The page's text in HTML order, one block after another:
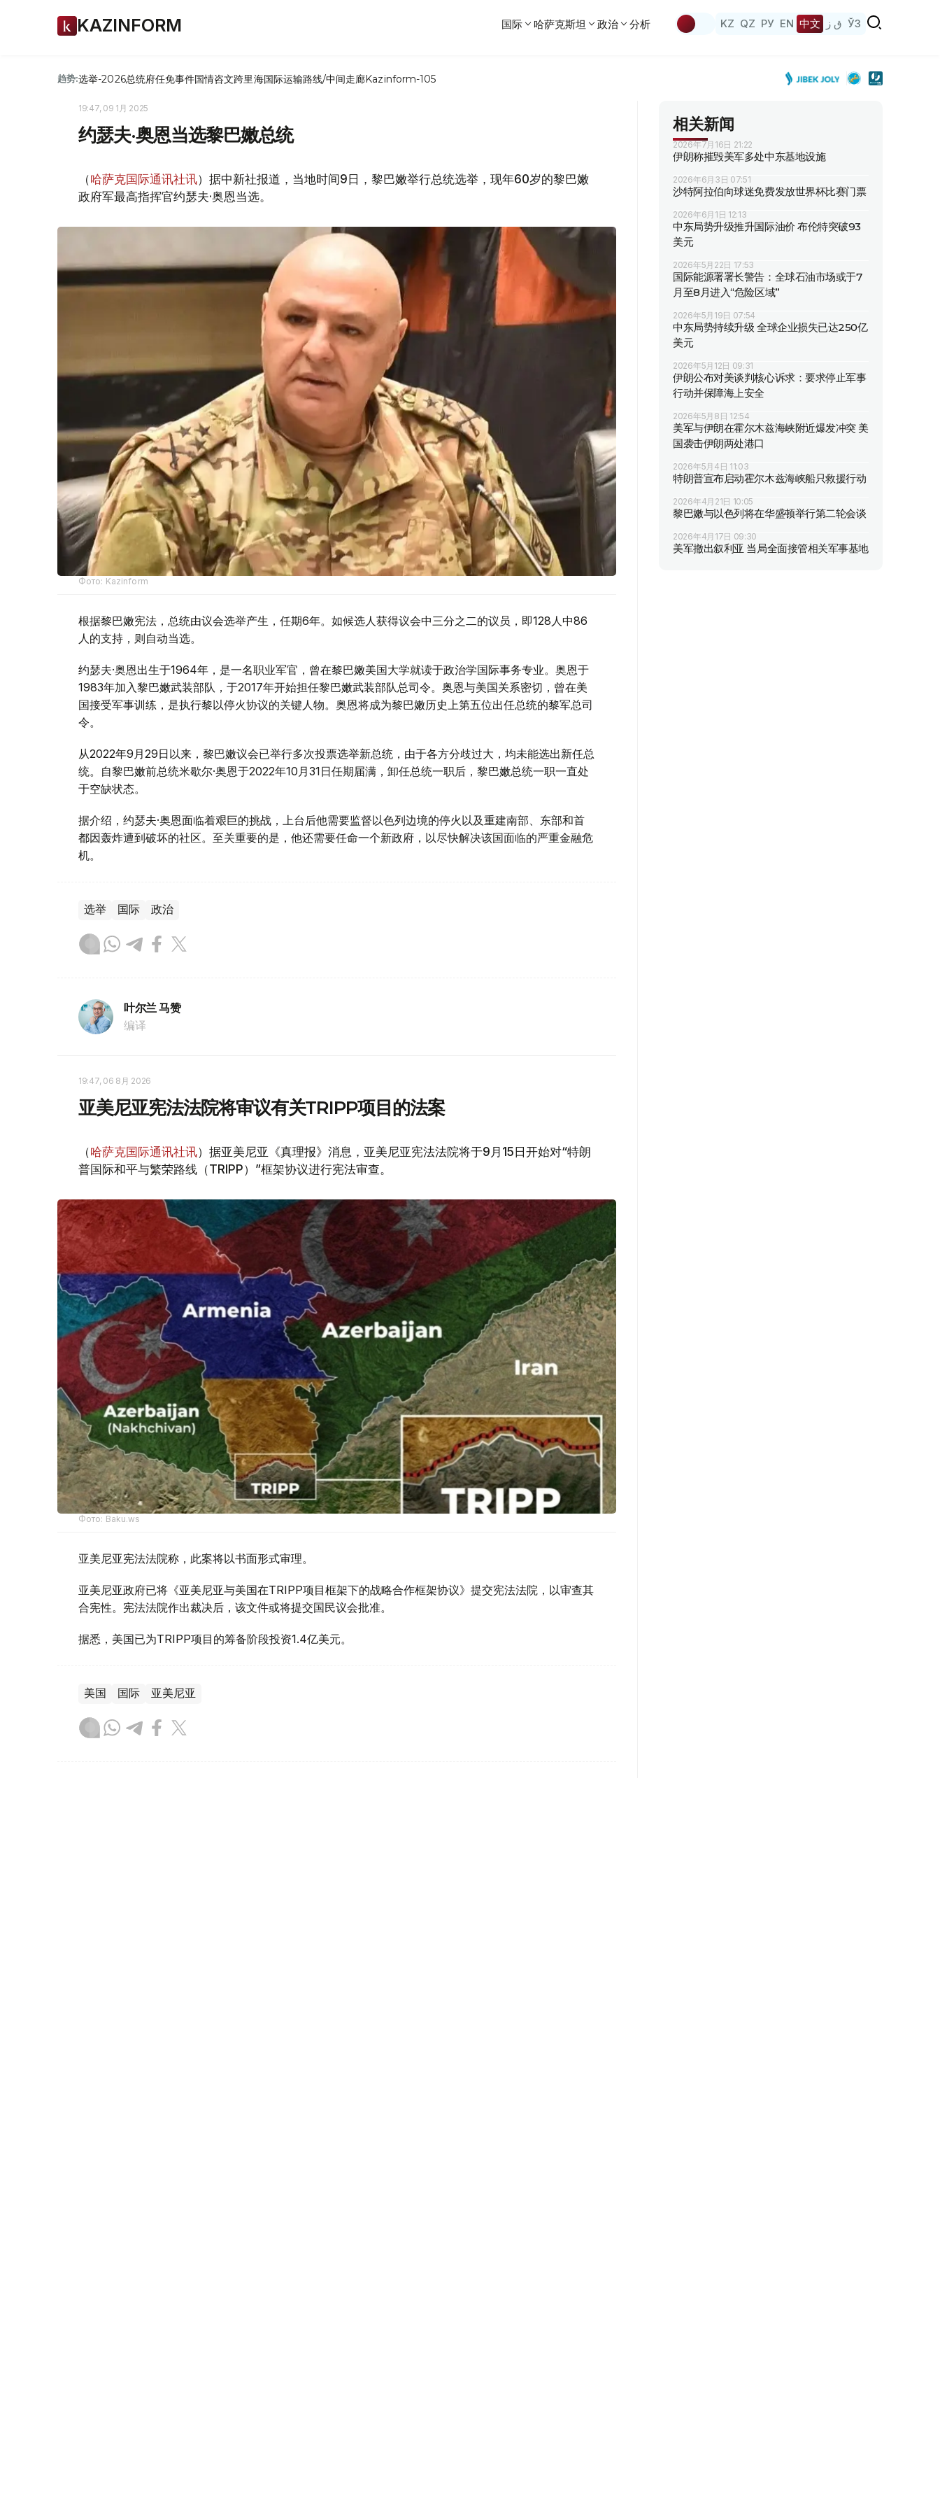
KAZINFORM 国际 哈萨克斯坦 政治 分析 KZ QZ РУ EN 中文 ق ز ЎЗ
趋势:选举-2026总统府任免事件国情咨文跨里海国际运输路线/中间走廊Kazinform-105
19:47, 09 1月 2025
约瑟夫·奥恩当选黎巴嫩总统
（哈萨克国际通讯社讯）据中新社报道，当地时间9日，黎巴嫩举行总统选举，现年60岁的黎巴嫩
政府军最高指挥官约瑟夫·奥恩当选。
Фото: Kazinform
根据黎巴嫩宪法，总统由议会选举产生，任期6年。如候选人获得议会中三分之二的议员，即128人中86
人的支持，则自动当选。
约瑟夫·奥恩出生于1964年，是一名职业军官，曾在黎巴嫩美国大学就读于政治学国际事务专业。奥恩于
1983年加入黎巴嫩武装部队，于2017年开始担任黎巴嫩武装部队总司令。奥恩与美国关系密切，曾在美
国接受军事训练，是执行黎以停火协议的关键人物。奥恩将成为黎巴嫩历史上第五位出任总统的黎军总司
令。
从2022年9月29日以来，黎巴嫩议会已举行多次投票选举新总统，由于各方分歧过大，均未能选出新任总
统。自黎巴嫩前总统米歇尔·奥恩于2022年10月31日任期届满，卸任总统一职后，黎巴嫩总统一职一直处
于空缺状态。
据介绍，约瑟夫·奥恩面临着艰巨的挑战，上台后他需要监督以色列边境的停火以及重建南部、东部和首
都因轰炸遭到破坏的社区。至关重要的是，他还需要任命一个新政府，以尽快解决该国面临的严重金融危
机。
选举 国际 政治
叶尔兰 马赞
编译
19:47, 06 8月 2026
亚美尼亚宪法法院将审议有关TRIPP项目的法案
（哈萨克国际通讯社讯）据亚美尼亚《真理报》消息，亚美尼亚宪法法院将于9月15日开始对“特朗
普国际和平与繁荣路线（TRIPP）”框架协议进行宪法审查。
Фото: Baku.ws
亚美尼亚宪法法院称，此案将以书面形式审理。
亚美尼亚政府已将《亚美尼亚与美国在TRIPP项目框架下的战略合作框架协议》提交宪法法院，以审查其
合宪性。宪法法院作出裁决后，该文件或将提交国民议会批准。
据悉，美国已为TRIPP项目的筹备阶段投资1.4亿美元。
美国 国际 亚美尼亚
相关新闻
2026年7月16日 21:22
伊朗称摧毁美军多处中东基地设施
2026年6月3日 07:51
沙特阿拉伯向球迷免费发放世界杯比赛门票
2026年6月1日 12:13
中东局势升级推升国际油价 布伦特突破93
美元
2026年5月22日 17:53
国际能源署署长警告：全球石油市场或于7
月至8月进入“危险区域”
2026年5月19日 07:54
中东局势持续升级 全球企业损失已达250亿
美元
2026年5月12日 09:31
伊朗公布对美谈判核心诉求：要求停止军事
行动并保障海上安全
2026年5月8日 12:54
美军与伊朗在霍尔木兹海峡附近爆发冲突 美
国袭击伊朗两处港口
2026年5月4日 11:03
特朗普宣布启动霍尔木兹海峡船只救援行动
2026年4月21日 10:05
黎巴嫩与以色列将在华盛顿举行第二轮会谈
2026年4月17日 09:30
美军撤出叙利亚 当局全面接管相关军事基地